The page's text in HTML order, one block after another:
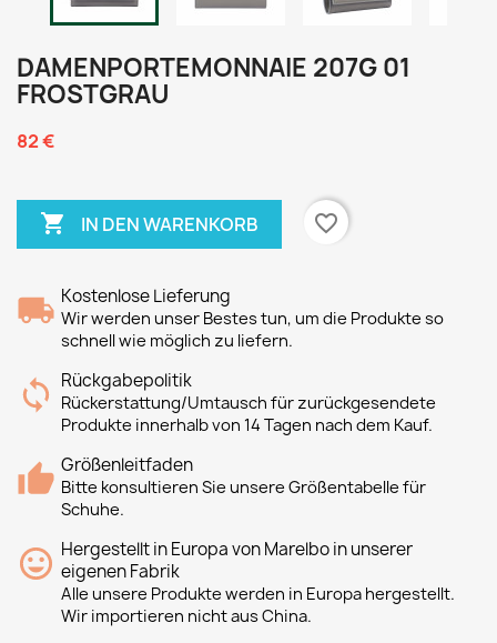
DAMENPORTEMONNAIE 207G 01
FROSTGRAU
82 €
 IN DEN WARENKORB favorite_border
Kostenlose Lieferung
Wir werden unser Bestes tun, um die Produkte so
schnell wie möglich zu liefern.
Rückgabepolitik
Rückerstattung/Umtausch für zurückgesendete
Produkte innerhalb von 14 Tagen nach dem Kauf.
Größenleitfaden
Bitte konsultieren Sie unsere Größentabelle für
Schuhe.
Hergestellt in Europa von Marelbo in unserer
eigenen Fabrik
Alle unsere Produkte werden in Europa hergestellt.
Wir importieren nicht aus China.